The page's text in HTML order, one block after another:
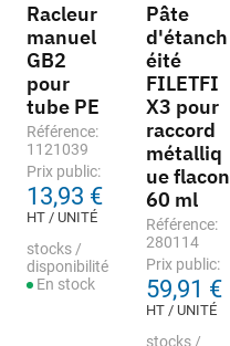
Racleur
manuel
GB2
pour
tube PE
Référence:
1121039
Prix public:
13,93 €
HT / UNITÉ
stocks /
disponibilité
En stock
Pâte
d'étanch
éité
FILETFI
X3 pour
raccord
métalliq
ue flacon
60 ml
Référence:
280114
Prix public:
59,91 €
HT / UNITÉ
stocks /